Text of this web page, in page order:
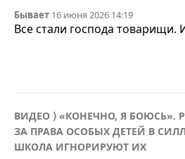
Бывает 16 июня 2026 14:19
Все стали господа товарищи.
ВИДЕО ⟩ «КОНЕЧНО, Я БОЮСЬ».
ЗА ПРАВА ОСОБЫХ ДЕТЕЙ В
ШКОЛА ИГНОРИРУЮТ ИХ